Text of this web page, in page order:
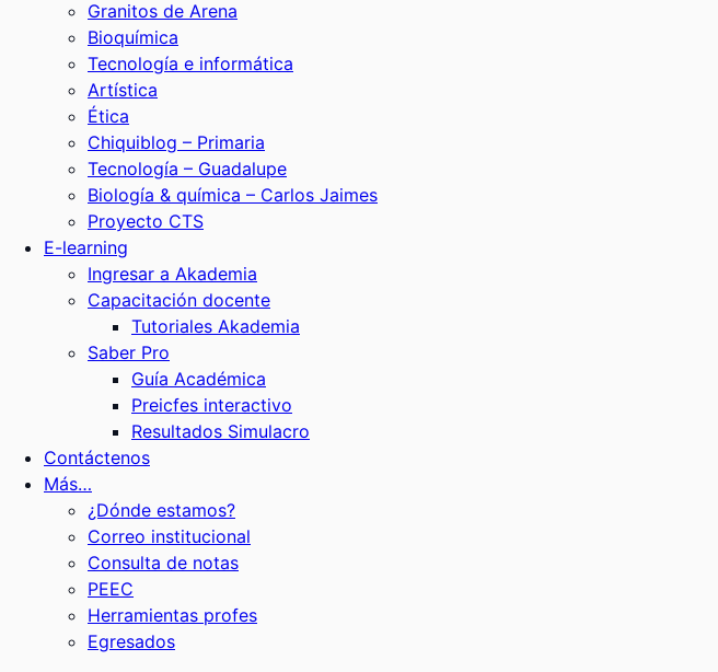
Granitos de Arena
Bioquímica
Tecnología e informática
Artística
Ética
Chiquiblog – Primaria
Tecnología – Guadalupe
Biología & química – Carlos Jaimes
Proyecto CTS
E-learning
Ingresar a Akademia
Capacitación docente
Tutoriales Akademia
Saber Pro
Guía Académica
Preicfes interactivo
Resultados Simulacro
Contáctenos
Más…
¿Dónde estamos?
Correo institucional
Consulta de notas
PEEC
Herramientas profes
Egresados